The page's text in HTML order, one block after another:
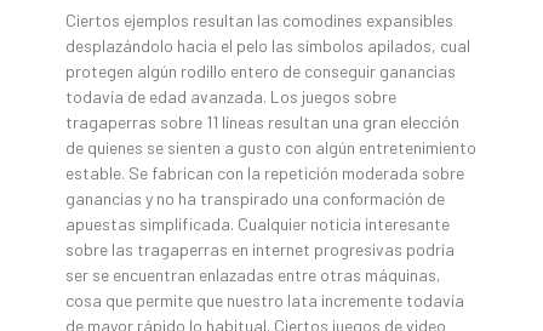
Ciertos ejemplos resultan las comodines expansibles
desplazándolo hacia el pelo las símbolos apilados, cual
protegen algún rodillo entero de conseguir ganancias
todavía de edad avanzada. Los juegos sobre
tragaperras sobre 11 líneas resultan una gran elección
de quienes se sienten a gusto con algún entretenimiento
estable. Se fabrican con la repetición moderada sobre
ganancias y no ha transpirado una conformación de
apuestas simplificada. Cualquier noticia interesante
sobre las tragaperras en internet progresivas podrí­a
ser se encuentran enlazadas entre otras máquinas,
cosa que permite que nuestro lata incremente todavía
de mayor rápido lo habitual. Ciertos juegos de video